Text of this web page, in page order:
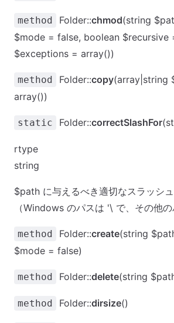
method Folder::chmod(string
$mode = false, boolean $recursive
$exceptions = array())
method Folder::copy(array|string
array())
static Folder::correctSlashFor
rtype
string
$path に与えるべき適切なスラッシュ
（Windows のパスは '\ で、その他の
method Folder::create(string
$mode = false)
method Folder::delete(string
method Folder::dirsize()